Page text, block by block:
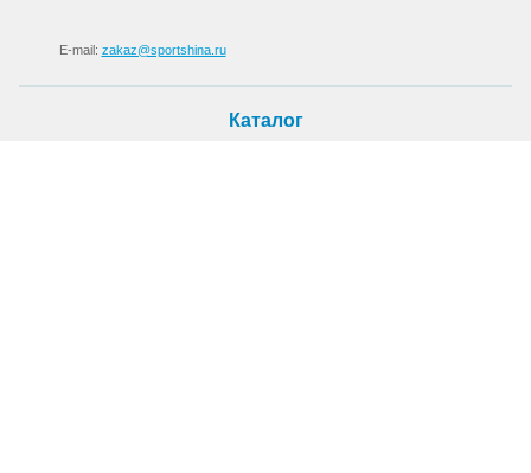
E-mail: zakaz@sportshina.ru
Каталог